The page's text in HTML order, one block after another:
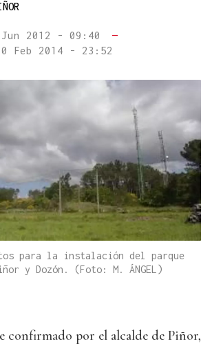
2012 - 09:40
—
Feb 2014 - 23:52
para la instalación del parque
y Dozón. (Foto: M. ÁNGEL)
confirmado por el alcalde de Piñor,